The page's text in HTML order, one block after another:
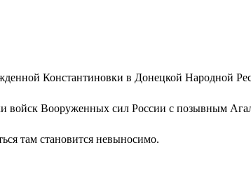
Константиновки в Донецкой Народной
войск Вооруженных сил России с позывным
там становится невыносимо.